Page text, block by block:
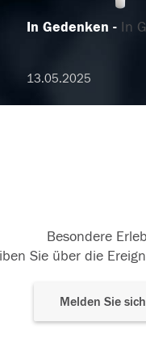
In Gedenken In
13.05.2025
Besondere
Sie über die
Melden Sie